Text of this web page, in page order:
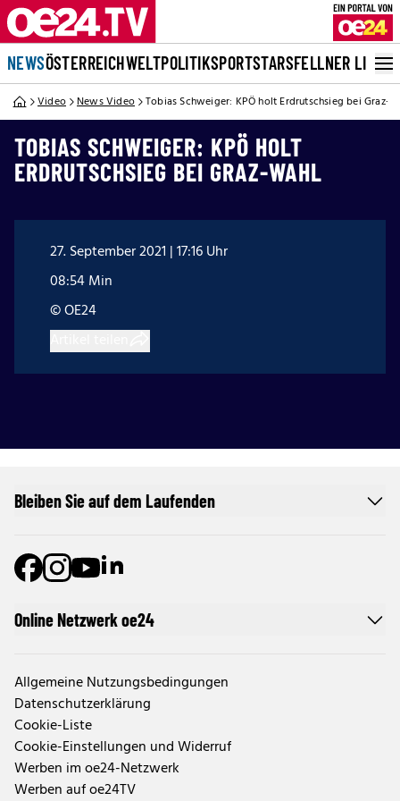
NEWSÖSTERREICHWELTPOLITIKSPORTSTARSFELLNER LIVE
Video News Video Tobias Schweiger: KPÖ holt Erdrutschsieg bei Graz-
TOBIAS SCHWEIGER: KPÖ HOLT
ERDRUTSCHSIEG BEI GRAZ-WAHL
27. September 2021 | 17:16 Uhr
08:54 Min
© OE24
Online Netzwerk oe24
Allgemeine Nutzungsbedingungen
Datenschutzerklärung
Cookie-Liste
Cookie-Einstellungen und Widerruf
Werben im oe24-Netzwerk
Werben auf oe24TV
Bleiben Sie auf dem Laufenden